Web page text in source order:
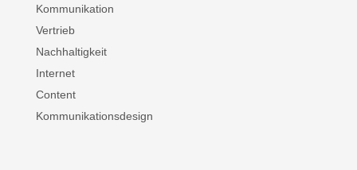
Kommunikation
Vertrieb
Nachhaltigkeit
Internet
Content
Kommunikationsdesign